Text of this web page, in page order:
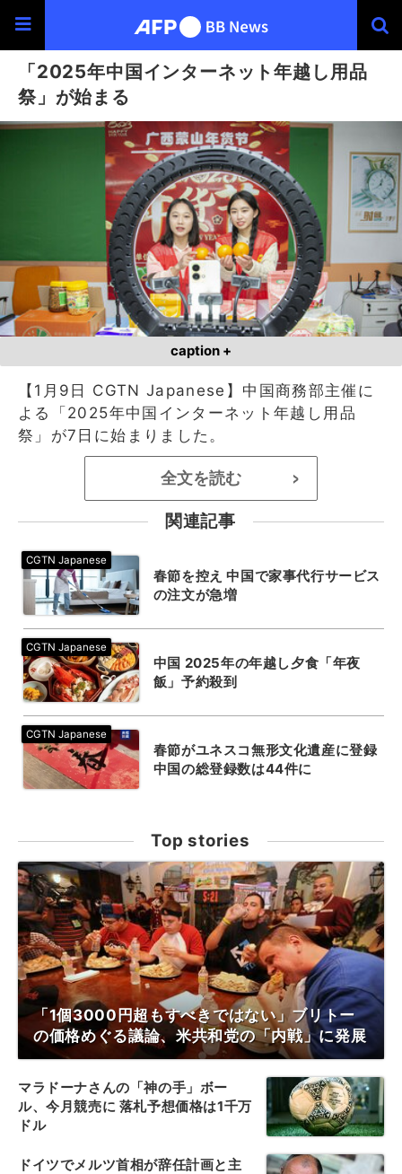
「2025年中国インターネット年越し用品
祭」が始まる
caption +
【1月9日 CGTN Japanese】中国商務部主催に
よる「2025年中国インターネット年越し用品
祭」が7日に始まりました。
全文を読む >
関連記事
春節を控え 中国で家事代行サービス
の注文が急増
中国 2025年の年越し夕食「年夜
飯」予約殺到
春節がユネスコ無形文化遺産に登録
中国の総登録数は44件に
Top stories
「1個3000円超もすべきではない」ブリトー
の価格めぐる議論、米共和党の「内戦」に発展
マラドーナさんの「神の手」ボー
ル、今月競売に 落札予想価格は1千万
ドル
ドイツでメルツ首相が辞任計画と主